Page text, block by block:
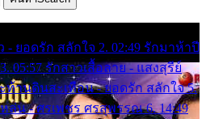
- ยอดรัก สลักใจ 2. 02:49 รักมาห้าปี
05:57 รักสาวเสื้อลาย - แสงสุรีย์
ะท้านดินสะเทือน - ยอดรัก สลักใจ 5.
ล่น - ศรเพชร ศรสุพรรณ 6. 14:49